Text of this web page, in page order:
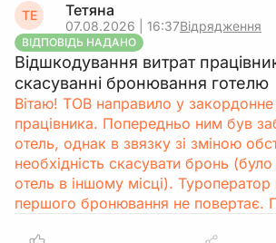
ТЕ Тетяна
07.08.2026 | 16:37Відрядження
ВІДПОВІДЬ НАДАНО
Відшкодування витрат
скасуванні бронювання готелю
Вітаю! ТОВ направило у
працівника. Попередньо ним був
отель, однак в звязку зі зміною
необхідність скасувати бронь
отель в іншому місці). Туроператор
першого бронювання не повертає.